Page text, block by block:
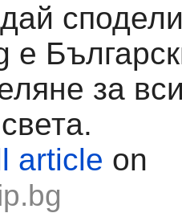
е
за
article on